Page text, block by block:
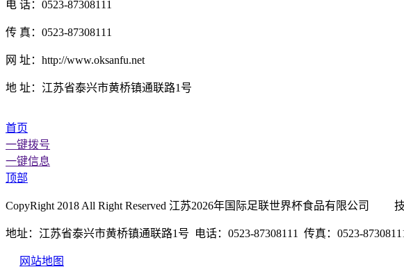
电 话：0523-87308111
传 真：0523-87308111
网 址：http://www.oksanfu.net
地 址：江苏省泰兴市黄桥镇通联路1号
首页
一键拨号
一键信息
顶部
CopyRight 2018 All Right Reserved 江苏2026年国际足联世界杯食品有限公司
地址：江苏省泰兴市黄桥镇通联路1号 电话：0523-87308111 传真：0523-
网站地图